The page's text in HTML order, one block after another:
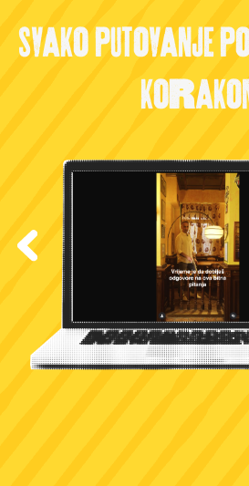
Svako putovanje